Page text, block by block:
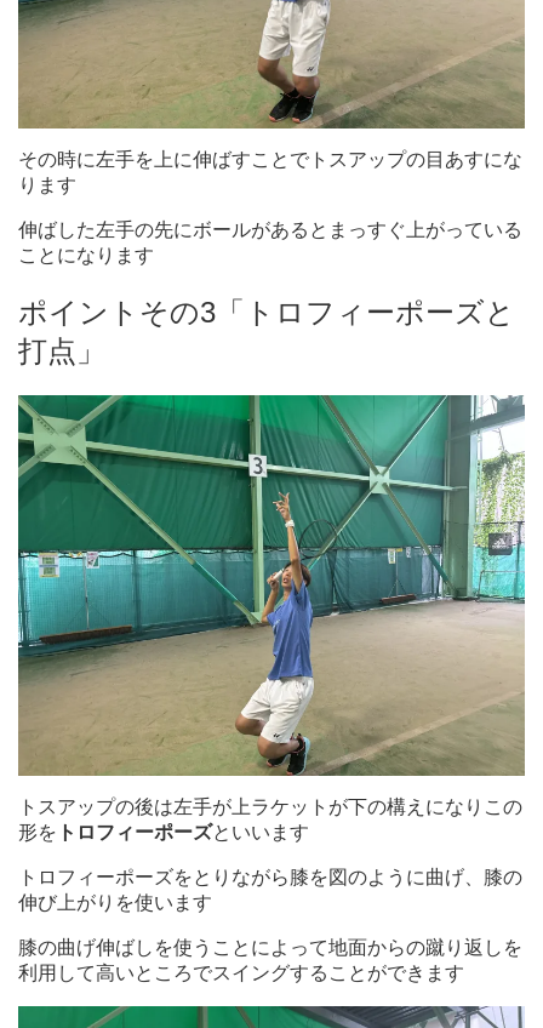
その時に左手を上に伸ばすことでトスアップの目あすにな
ります
伸ばした左手の先にボールがあるとまっすぐ上がっている
ことになります
ポイントその3「トロフィーポーズと
打点」
トスアップの後は左手が上ラケットが下の構えになりこの
形を トロフィーポーズといいます
トロフィーポーズをとりながら膝を図のように曲げ、膝の
伸び上がりを使います
膝の曲げ伸ばしを使うことによって地面からの蹴り返しを
利用して高いところでスイングすることができます